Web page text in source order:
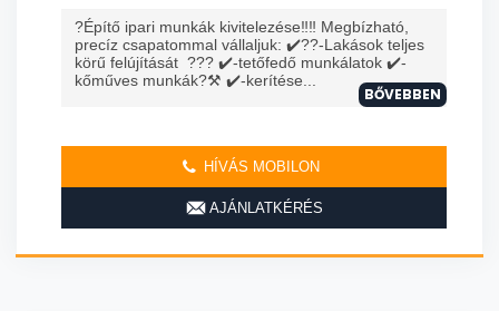
?Építő ipari munkák kivitelezése‼️‼️ Megbízható,
precíz csapatommal vállaljuk: ✔️?️?️-Lakások teljes
körű felújítását ??? ✔️-tetőfedő munkálatok ✔️-
kőműves munkák?⚒️ ✔️-kerítése...
BŐVEBBEN
HÍVÁS MOBILON
AJÁNLATKÉRÉS